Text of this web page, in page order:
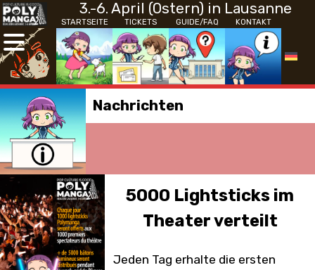
3.-6. April (Ostern) in Lausanne
STARTSEITE TICKETS GUIDE/FAQ KONTAKT
Nachrichten
5000 Lightsticks im
Theater verteilt
Jeden Tag erhalte die ersten